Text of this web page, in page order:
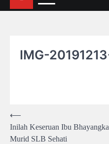
IMG-
Post
navigation
⟵
Inilah Keseruan Ibu
Murid SLB Sehati